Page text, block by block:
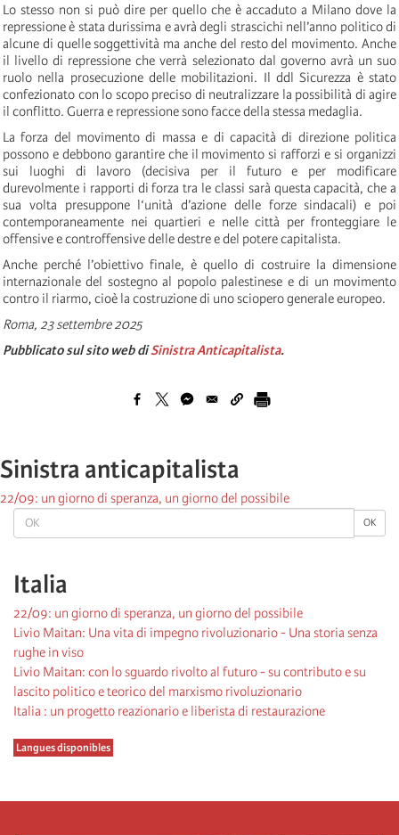
OK OK
Italia
22/09: un giorno di speranza, un giorno del possibile
Livio Maitan: Una vita di impegno rivoluzionario - Una storia senza
rughe in viso
Livio Maitan: con lo sguardo rivolto al futuro - su contributo e su
lascito politico e teorico del marxismo rivoluzionario
Italia : un progetto reazionario e liberista di restaurazione
Langues disponibles
Lo stesso non si può dire per quello che è accaduto a Milano dove la
repressione è stata durissima e avrà degli strascichi nell’anno politico di
alcune di quelle soggettività ma anche del resto del movimento. Anche
il livello di repressione che verrà selezionato dal governo avrà un suo
ruolo nella prosecuzione delle mobilitazioni. Il ddl Sicurezza è stato
confezionato con lo scopo preciso di neutralizzare la possibilità di agire
il conflitto. Guerra e repressione sono facce della stessa medaglia.
La forza del movimento di massa e di capacità di direzione politica
possono e debbono garantire che il movimento si rafforzi e si organizzi
sui luoghi di lavoro (decisiva per il futuro e per modificare
durevolmente i rapporti di forza tra le classi sarà questa capacità, che a
sua volta presuppone l‘unità d’azione delle forze sindacali) e poi
contemporaneamente nei quartieri e nelle città per fronteggiare le
offensive e controffensive delle destre e del potere capitalista.
Anche perché l’obiettivo finale, è quello di costruire la dimensione
internazionale del sostegno al popolo palestinese e di un movimento
contro il riarmo, cioè la costruzione di uno sciopero generale europeo.
Roma, 23 settembre 2025
Pubblicato sul sito web diSinistra Anticapitalista.
Sinistra anticapitalista
22/09: un giorno di speranza, un giorno del possibile